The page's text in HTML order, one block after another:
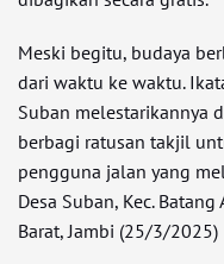
Meski begitu, budaya
dari waktu ke waktu.
Suban melestarikannya
berbagi ratusan takjil
pengguna jalan yang
Desa Suban, Kec.
Barat, Jambi (25/3/2025)